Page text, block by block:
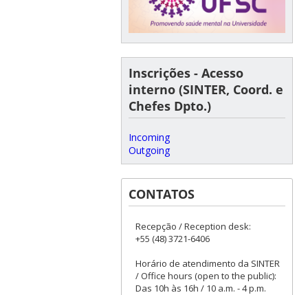
Inscrições - Acesso
interno (SINTER, Coord. e
Chefes Dpto.)
Incoming
Outgoing
CONTATOS
Recepção / Reception desk:
+55 (48) 3721-6406
Horário de atendimento da SINTER
/ Office hours (open to the public):
Das 10h às 16h / 10 a.m. - 4 p.m.